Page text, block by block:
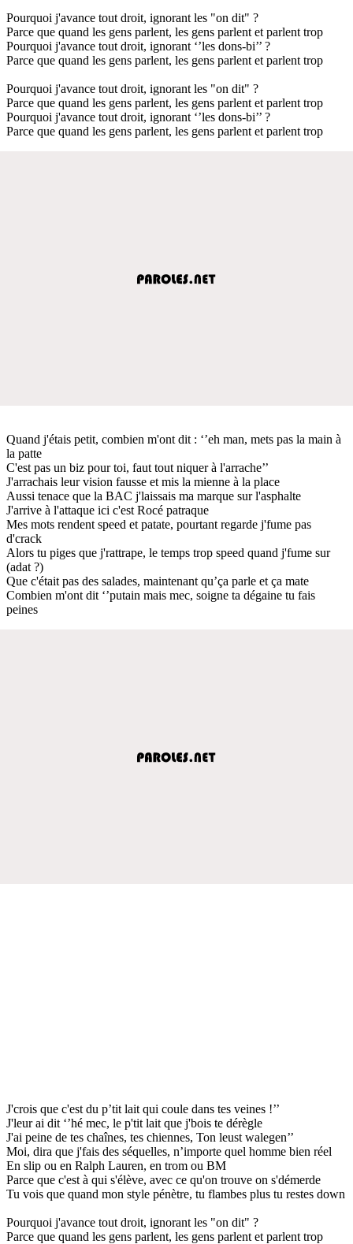
Pourquoi j'avance tout droit, ignorant les "on dit" ?
Parce que quand les gens parlent, les gens parlent et parlent trop
Pourquoi j'avance tout droit, ignorant ‘’les dons-bi’’ ?
Parce que quand les gens parlent, les gens parlent et parlent trop
Pourquoi j'avance tout droit, ignorant les "on dit" ?
Parce que quand les gens parlent, les gens parlent et parlent trop
Pourquoi j'avance tout droit, ignorant ‘’les dons-bi’’ ?
Parce que quand les gens parlent, les gens parlent et parlent trop
Quand j'étais petit, combien m'ont dit : ‘’eh man, mets pas la main à
la patte
C'est pas un biz pour toi, faut tout niquer à l'arrache’’
J'arrachais leur vision fausse et mis la mienne à la place
Aussi tenace que la BAC j'laissais ma marque sur l'asphalte
J'arrive à l'attaque ici c'est Rocé patraque
Mes mots rendent speed et patate, pourtant regarde j'fume pas
d'crack
Alors tu piges que j'rattrape, le temps trop speed quand j'fume sur
(adat ?)
Que c'était pas des salades, maintenant qu’ça parle et ça mate
Combien m'ont dit ‘’putain mais mec, soigne ta dégaine tu fais
peines
J'crois que c'est du p’tit lait qui coule dans tes veines !’’
J'leur ai dit ‘’hé mec, le p'tit lait que j'bois te dérègle
J'ai peine de tes chaînes, tes chiennes, Ton leust walegen’’
Moi, dira que j'fais des séquelles, n’importe quel homme bien réel
En slip ou en Ralph Lauren, en trom ou BM
Parce que c'est à qui s'élève, avec ce qu'on trouve on s'démerde
Tu vois que quand mon style pénètre, tu flambes plus tu restes down
Pourquoi j'avance tout droit, ignorant les "on dit" ?
Parce que quand les gens parlent, les gens parlent et parlent trop